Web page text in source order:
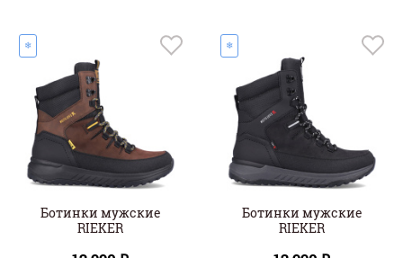
❄
Ботинки мужские
RIEKER
❄
Ботинки мужские
RIEKER